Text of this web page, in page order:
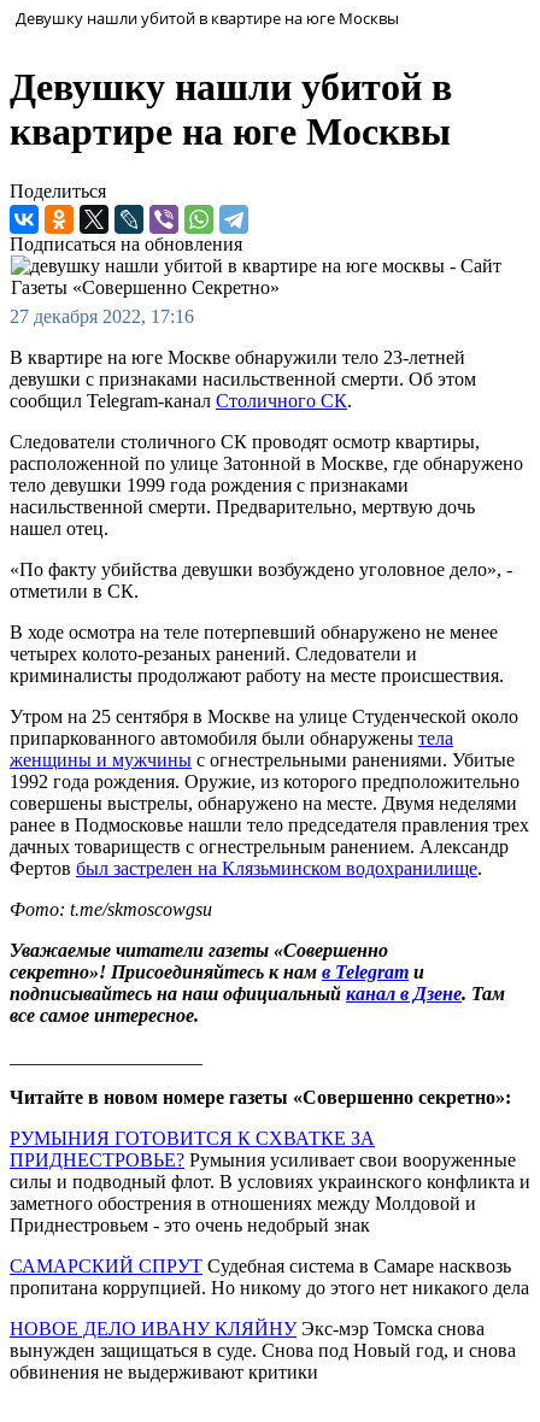
Девушку нашли убитой в квартире на юге Москвы
Девушку нашли убитой в
квартире на юге Москвы
Поделиться
Подписаться на обновления
27 декабря 2022, 17:16
В квартире на юге Москве обнаружили тело 23-летней
девушки с признаками насильственной смерти. Об этом
сообщил Telegram-канал Столичного СК.
Следователи столичного СК проводят осмотр квартиры,
расположенной по улице Затонной в Москве, где обнаружено
тело девушки 1999 года рождения с признаками
насильственной смерти. Предварительно, мертвую дочь
нашел отец.
«По факту убийства девушки возбуждено уголовное дело», -
отметили в СК.
В ходе осмотра на теле потерпевший обнаружено не менее
четырех колото-резаных ранений. Следователи и
криминалисты продолжают работу на месте происшествия.
Утром на 25 сентября в Москве на улице Студенческой около
припаркованного автомобиля были обнаружены тела
женщины и мужчины с огнестрельными ранениями. Убитые
1992 года рождения. Оружие, из которого предположительно
совершены выстрелы, обнаружено на месте. Двумя неделями
ранее в Подмосковье нашли тело председателя правления трех
дачных товариществ с огнестрельным ранением. Александр
Фертов был застрелен на Клязьминском водохранилище.
Фото: t.me/skmoscowgsu
Уважаемые читатели газеты «Совершенно
секретно»! Присоединяйтесь к нам в Telegram и
подписывайтесь на наш официальный канал в Дзене. Там
все самое интересное.
Читайте в новом номере газеты «Совершенно секретно»:
РУМЫНИЯ ГОТОВИТСЯ К СХВАТКЕ ЗА
ПРИДНЕСТРОВЬЕ? Румыния усиливает свои вооруженные
силы и подводный флот. В условиях украинского конфликта и
заметного обострения в отношениях между Молдовой и
Приднестровьем - это очень недобрый знак
САМАРСКИЙ СПРУТ Судебная система в Самаре насквозь
пропитана коррупцией. Но никому до этого нет никакого дела
НОВОЕ ДЕЛО ИВАНУ КЛЯЙНУЭкс-мэр Томска снова
вынужден защищаться в суде. Снова под Новый год, и снова
обвинения не выдерживают критики